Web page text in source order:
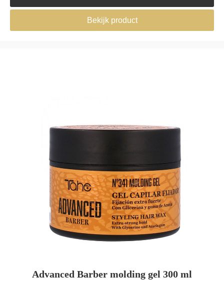
Bekijk product
Advanced Barber molding gel 300 ml